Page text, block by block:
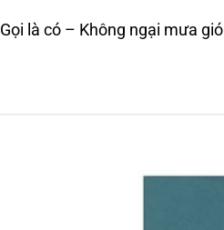
Gọi là có – Không ngại mưa gió